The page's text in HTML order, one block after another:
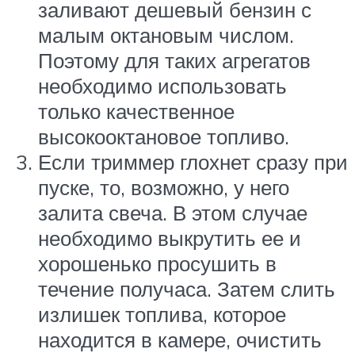
заливают дешевый бензин с
малым октановым числом.
Поэтому для таких агрегатов
необходимо использовать
только качественное
высокооктановое топливо.
Если триммер глохнет сразу при
пуске, то, возможно, у него
залита свеча. В этом случае
необходимо выкрутить ее и
хорошенько просушить в
течение получаса. Затем слить
излишек топлива, которое
находится в камере, очистить